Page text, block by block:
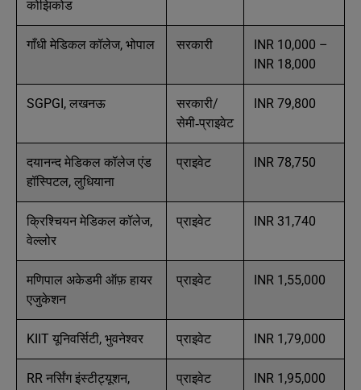
कोझिकोड
गाँधी मेडिकल कॉलेज, भोपाल सरकारी
INR 10,000 –
INR 18,000
SGPGI, लखनऊ
सरकारी/
सेमी‑प्राइवेट
INR 79,800
दयानन्द मेडिकल कॉलेज एंड
हॉस्पिटल, लुधियाना
प्राइवेट INR 78,750
क्रिश्चियन मेडिकल कॉलेज,
वेल्लोर
प्राइवेट INR 31,740
मणिपाल अकेडमी ऑफ़ हायर
एजुकेशन
प्राइवेट INR 1,55,000
KIIT यूनिवर्सिटी, भुवनेश्वर प्राइवेट INR 1,79,000
RR नर्सिंग इंस्टीट्यूशन,
प्राइवेट INR 1,95,000